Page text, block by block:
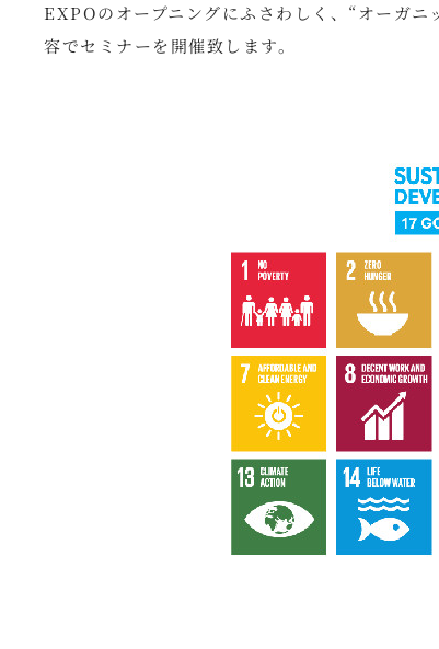
EXPOのオープニングにふさわしく、“オーガ
容でセミナーを開催致します。